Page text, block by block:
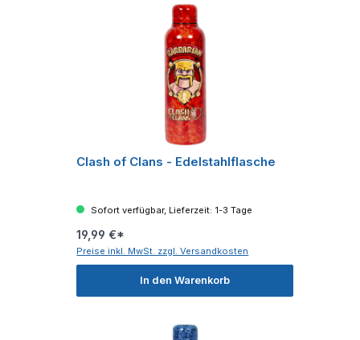
Clash of Clans - Edelstahlflasche
Sofort verfügbar, Lieferzeit: 1-3 Tage
19,99 €*
Preise inkl. MwSt. zzgl. Versandkosten
In den Warenkorb